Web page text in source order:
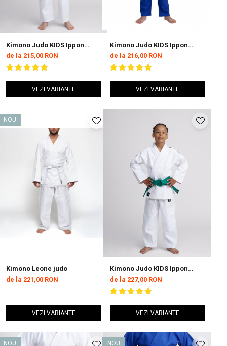
Kimono Judo KIDS Ippon
Gear GI NXT Albastru
de la 215,00 RON
VEZI VARIANTE
Kimono Judo KIDS Ippon
Gear GI Future 2 Albastru
de la 216,00 RON
VEZI VARIANTE
NOU
Kimono Leone judo
de la 221,00 RON
VEZI VARIANTE
Kimono Judo KIDS Ippon
Gear GI NXT Negru
de la 227,00 RON
VEZI VARIANTE
NOU NOU